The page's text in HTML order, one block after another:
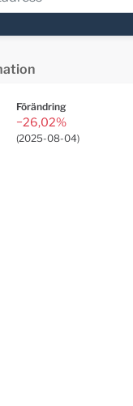
Förändring
−26,02%
(2025-08-04)